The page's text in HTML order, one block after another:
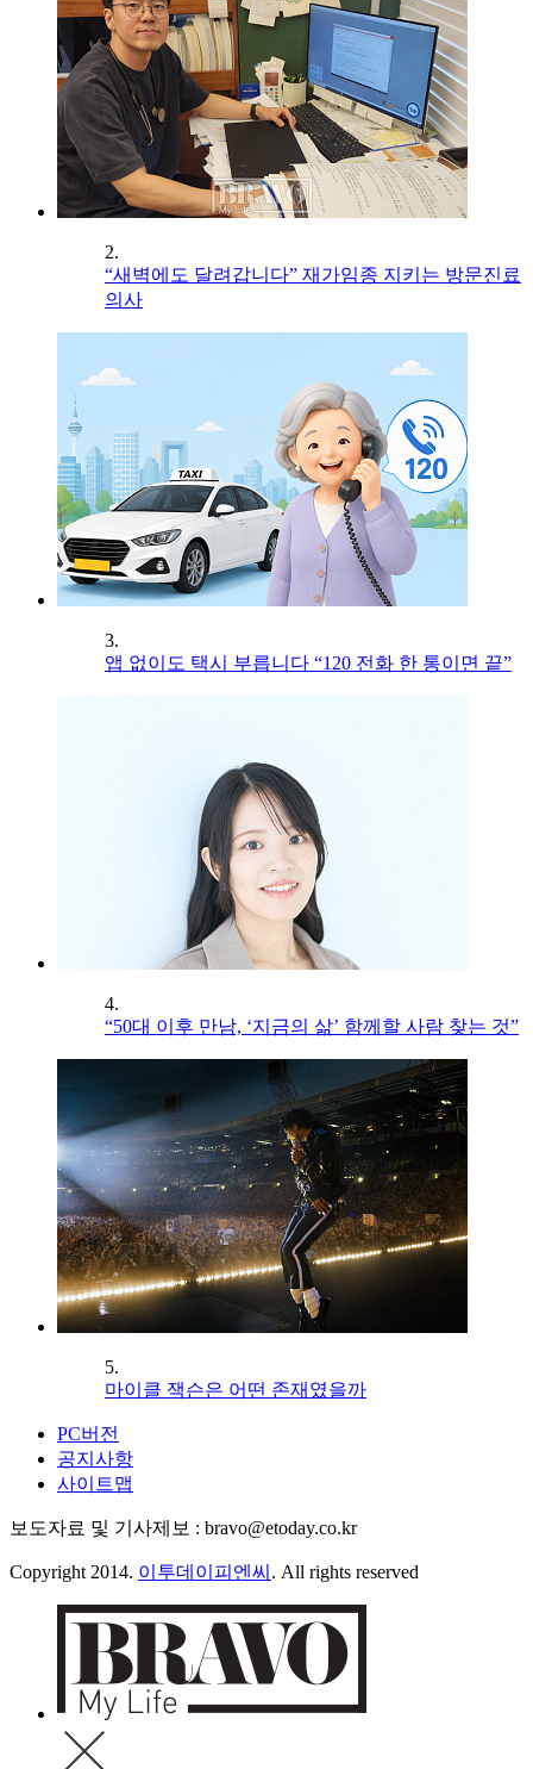
2.
“새벽에도 달려갑니다” 재가임종 지키는 방문진료
의사
3.
앱 없이도 택시 부릅니다 “120 전화 한 통이면 끝”
4.
“50대 이후 만남, ‘지금의 삶’ 함께할 사람 찾는 것”
5.
마이클 잭슨은 어떤 존재였을까
PC버전
공지사항
사이트맵
보도자료 및 기사제보 : bravo@etoday.co.kr
Copyright 2014. 이투데이피엔씨 . All rights reserved